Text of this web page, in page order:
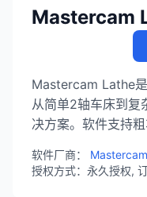
Mastercam
Mastercam Lathe
从简单2轴车床到复
决方案。软件支持
幅提升加工效率。
软件厂商： Mastercam
授权方式：永久授权,